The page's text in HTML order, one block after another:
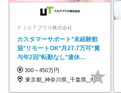
ＦＪＵＴプラス株式会社
カスタマーサポート*未経験歓
迎*リモートOK*月27.7万可*賞
与年2回*転勤なし*連休
OK/ZE010232
300～450万円
東京都_神奈川県_千葉県_大阪府_愛知県…